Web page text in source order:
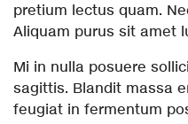
pretium lectus quam.
Aliquam purus sit amet
Mi in nulla posuere
sagittis. Blandit massa
feugiat in fermentum